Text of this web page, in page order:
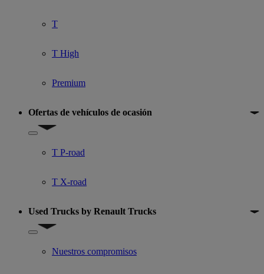
T
T High
Premium
Ofertas de vehículos de ocasión
Show submenu for Ofertas de vehículos de ocasión
T P-road
T X-road
Used Trucks by Renault Trucks
Show submenu for Used Trucks by Renault Trucks
Nuestros compromisos